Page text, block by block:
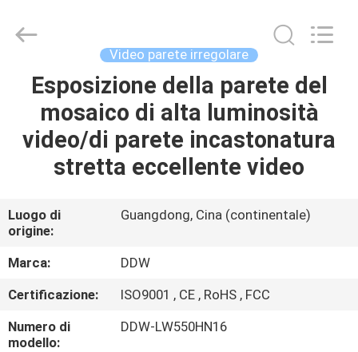
CASA
PRODOTTI
NOI
GIRO
DELLA
FABBRICA
Ltd..
Developed
Video parete irregolare
Esposizione della parete del
mosaico di alta luminosità
video/di parete incastonatura
stretta eccellente video
Luogo di
origine:
Guangdong, Cina (continentale)
Marca:
DDW
Certificazione:
ISO9001 , CE , RoHS , FCC
Numero di
modello:
DDW-LW550HN16